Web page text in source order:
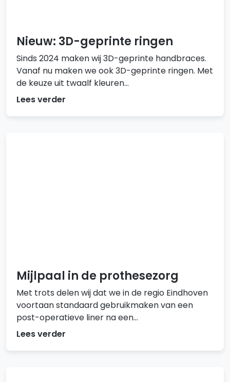
Nieuw: 3D-geprinte ringen
Sinds 2024 maken wij 3D-geprinte handbraces.
Vanaf nu maken we ook 3D-geprinte ringen. Met
de keuze uit twaalf kleuren...
Lees verder
Mijlpaal in de prothesezorg
Met trots delen wij dat we in de regio Eindhoven
voortaan standaard gebruikmaken van een
post-operatieve liner na een...
Lees verder